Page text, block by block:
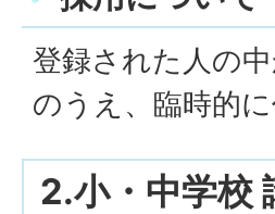
登録された人の
のうえ、臨時的に
2.小・中学校